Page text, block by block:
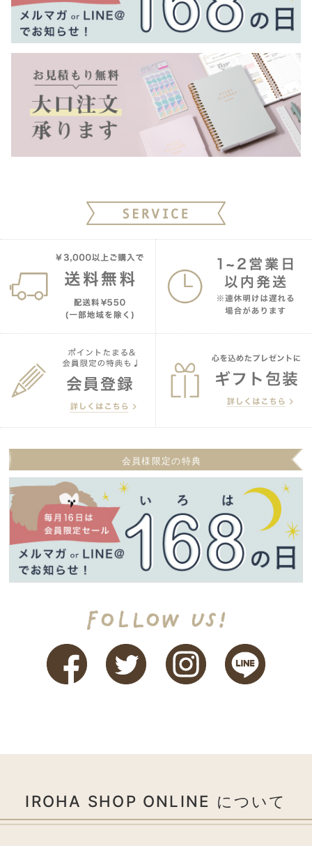
会員様限定の特典
IROHA SHOP ONLINE について